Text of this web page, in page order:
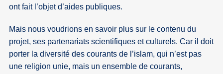
ont fait l’objet d’aides publiques.
Mais nous voudrions en savoir plus sur le contenu du
projet, ses partenariats scientifiques et culturels. Car il doit
porter la diversité des courants de l’islam, qui n’est pas
une religion unie, mais un ensemble de courants,